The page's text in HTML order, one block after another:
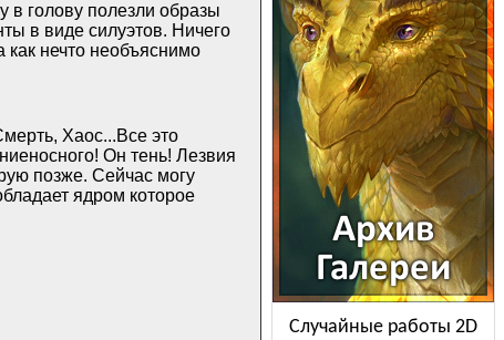
в голову полезли образы
в виде силуэтов. Ничего
как нечто необъяснимо
Хаос...Все это
Он тень! Лезвия
позже. Сейчас могу
ядром которое
Случайные работы 2D